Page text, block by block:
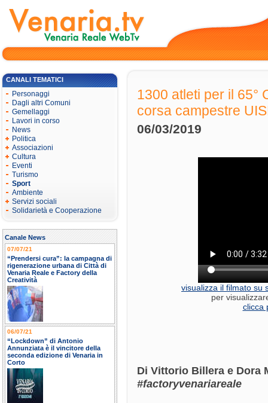
CANALI TEMATICI
Personaggi
Dagli altri Comuni
Gemellaggi
Lavori in corso
News
Politica
Associazioni
Cultura
Eventi
Turismo
Sport
Ambiente
Servizi sociali
Solidarietà e Cooperazione
Canale News
07/07/21
“Prendersi cura”: la campagna di
rigenerazione urbana di Città di
Venaria Reale e Factory della
Creatività
06/07/21
“Lockdown” di Antonio
Annunziata è il vincitore della
seconda edizione di Venaria in
Corto
1300 atleti per il 65°
corsa campestre
06/03/2019
visualizza il filmato su
per
clicca
Di Vittorio Billera e Dora
#factoryvenariareale